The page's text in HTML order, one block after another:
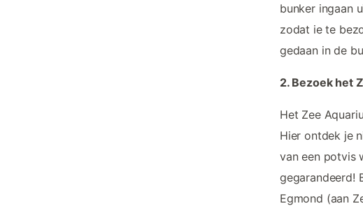
bunker ingaan
zodat ie te
gedaan in de
2. Bezoek het
Het Zee
Hier ontdek je
van een potvis
gegarandeerd!
Egmond (aan